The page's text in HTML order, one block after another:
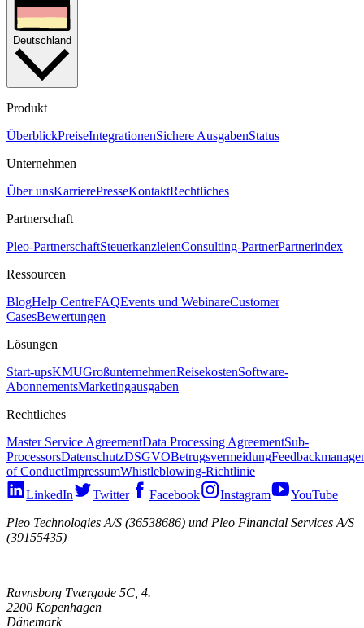
Deutschland
Produkt
ÜberblickPreiseIntegrationenSichere AusgabenStatus
Unternehmen
Über unsKarrierePresseKontaktRechtliches
Partnerschaft
Pleo-PartnerschaftSteuerkanzleienConsulting-PartnerPartnerindex
Ressourcen
BlogHelp CentreFAQEvents und WebinareCustomer
CasesBewertungen
Lösungen
Start-upsKMUGroßunternehmenReisekostenSoftware-
AbonnementsMarketingausgaben
Rechtliches
Master Service AgreementData Processing AgreementSub-
ProcessorsDatenschutzDSGVOBetrugsvermeidung
of ConductImpressumWhistleblowing-Richtlinie
LinkedIn
Twitter Facebook Instagram
YouTube
Pleo Technologies A/S (36538686) und Pleo Financial Services A/S
(39155435)
Ravnsborg Tværgade 5C, 4.
2200 Kopenhagen
Dänemark